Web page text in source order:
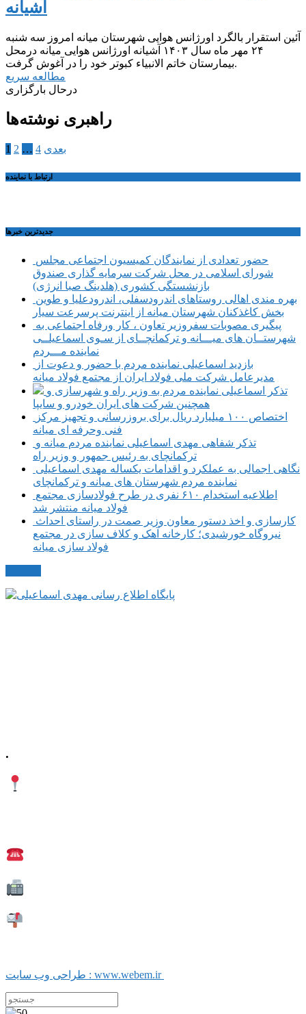
آشیانه
آئین استقرار بالگرد اورژانس هوایی شهرستان میانه امروز سه شنبه
۲۴ مهر ماه سال ۱۴۰۳ آشیانه اورژانس هوایی میانه درمحل
بیمارستان خاتم الانبیاء کبوتر خود را در آغوش گرفت.
مطالعه سریع
درحال بارگزاری
راهبری نوشته‌ها
1 2 … 4 بعدی
ارتباط با نماینده
جديدترين خبرها
شورای اسلامی در محل شرکت سرمایه گذاری صندوق
بازنشستگی کشوری (هلدینگ صبا انرژی)
بخش کاغذکنان شهرستان میانه از اینترنت پرسرعت سیار
شهرستــان های میـــانه و ترکمانچــای از سـوی اسماعیلــی
نماینده مـــردم
مدیرعامل شرکت ملی فولاد ایران از مجتمع فولاد میانه
همچنین شرکت های ایران خودرو و سایپا
فنی وحرفه ای میانه
ترکمانچای به رئیس جمهور و وزیر راه
نماینده مردم شهرستان های میانه و ترکمانچای
فولاد میانه منتشر شد
نیروگاه خورشیدی؛ کارخانه آهک و کلاف سازی در مجتمع
فولاد سازی میانه
.
طراحی وب سایت : www.webem.ir